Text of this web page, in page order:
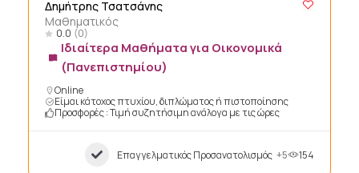
Δημήτρης Τσατσάνης
Μαθηματικός
0.0 (0)
Ιδιαίτερα Μαθήματα για Οικονομικά
(Πανεπιστημίου)
Online
Είμαι κάτοχος πτυχίου, διπλώματος ή πιστοποίησης
Προσφορές : Τιμή συζητήσιμη ανάλογα με τις ώρες
Επαγγελματικός Προσανατολισμός +5 154